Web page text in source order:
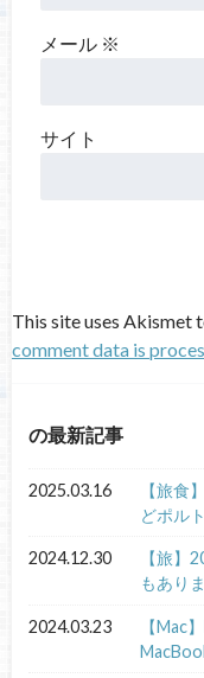
メール ※
サイト
This site uses Akismet
comment data is
の最新記事
2025.03.16
【旅食
どポル
2024.12.30
【旅】
もあり
2024.03.23
【Mac